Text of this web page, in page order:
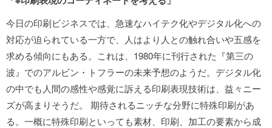
今日の印刷ビジネスでは、急速なハイテク化やデジタル化への
対応が迫られている一方で、人はより人との触れ合いや五感を
求める傾向にもある。これは、1980年に刊行された『第三の
波』でのアルビン・トフラーの未来予想のようだ。デジタル化
の中でも人間の感性や感覚に訴える印刷表現技術は、益々ニー
ズが高まりそうだ。 期待されるニッチな分野に特殊印刷があ
る。一概に特殊印刷といっても素材、印刷、加工の要素から成